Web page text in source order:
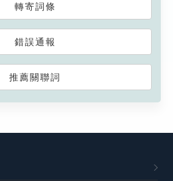
轉寄詞條
錯誤通報
推薦關聯詞